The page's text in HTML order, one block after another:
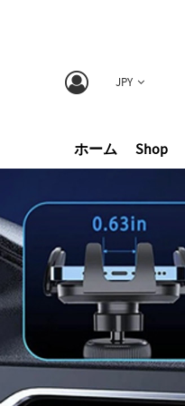
JPY
ホーム Shop